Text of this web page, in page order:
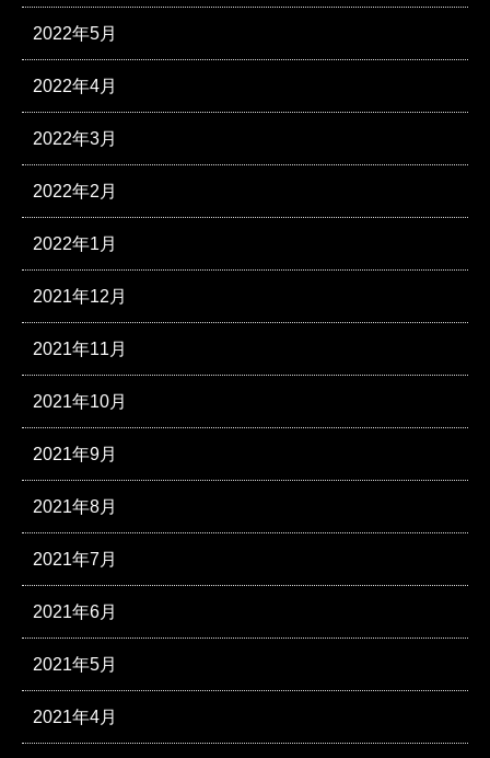
2022年5月
2022年4月
2022年3月
2022年2月
2022年1月
2021年12月
2021年11月
2021年10月
2021年9月
2021年8月
2021年7月
2021年6月
2021年5月
2021年4月